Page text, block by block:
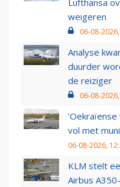
Lufthansa
weigeren
06-08-
Analyse
duurder
de reiziger
06-08-
vol met
06-08-2026,
KLM stelt
Airbus